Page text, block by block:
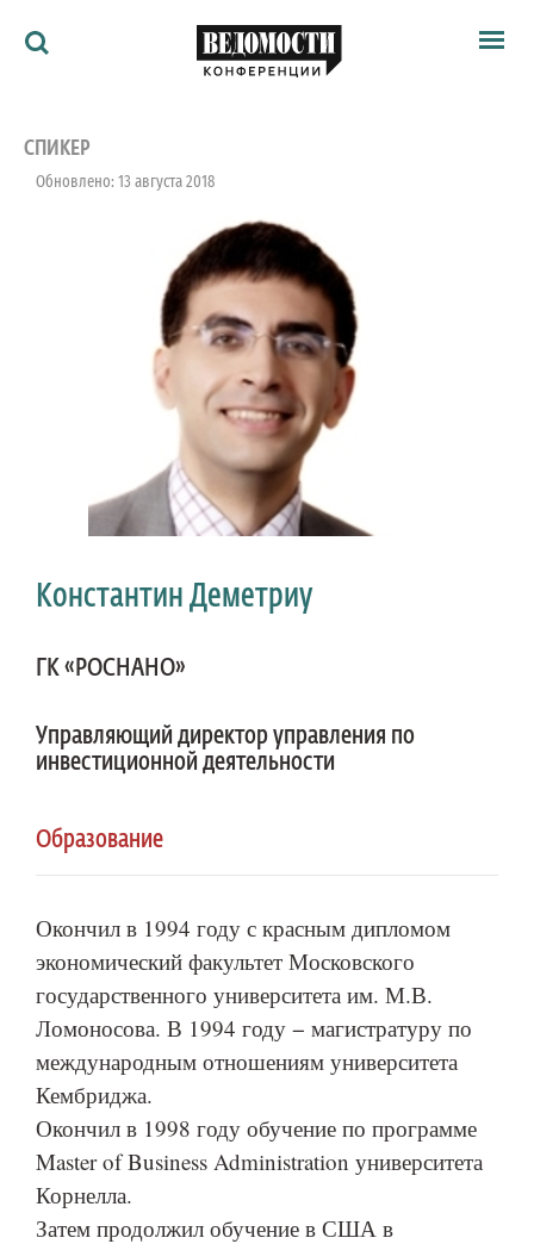
Архив
Ведомости
Как потратить
СПИКЕР
Обновлено: 13 августа 2018
Константин Деметриу
ГК «РОСНАНО»
Управляющий директор управления по
инвестиционной деятельности
Образование
Окончил в 1994 году с красным дипломом
экономический факультет Московского
государственного университета им. М.В.
Ломоносова. В 1994 году − магистратуру по
международным отношениям университета
Кембриджа.
Окончил в 1998 году обучение по программе
Master of Business Administration университета
Корнелла.
Затем продолжил обучение в США в